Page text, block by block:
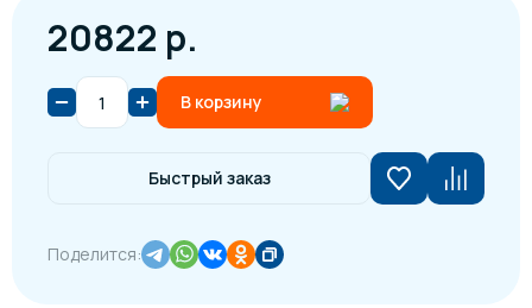
20822 р.
В корзину
Быстрый заказ
Поделится: